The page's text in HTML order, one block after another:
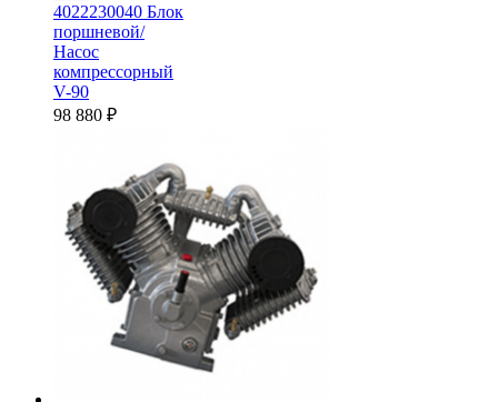
4022230040 Блок
поршневой/
Насос
компрессорный
V-90
98 880 ₽